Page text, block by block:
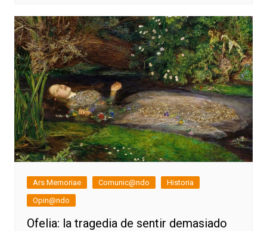
Ars Memoriae Comunic@ndo
Historia
Opin@ndo
Ofelia: la tragedia de sentir demasiado